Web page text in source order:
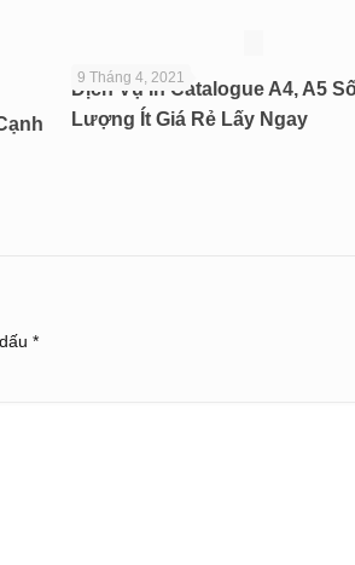
9 Tháng 4, 2021
Dịch Vụ In Catalogue A4, A5
Lượng Ít Giá Rẻ Lấy Ngay
*